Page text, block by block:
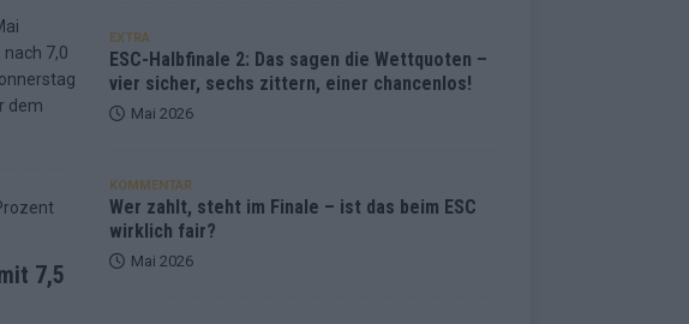
7,0
dem
7,5
EXTRA
ESC-Halbfinale 2: Das sagen die Wettquoten –
vier sicher, sechs zittern, einer chancenlos!
Mai 2026
KOMMENTAR
Wer zahlt, steht im Finale – ist das beim ESC
wirklich fair?
Mai 2026